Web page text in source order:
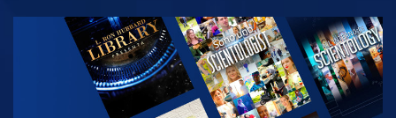
GUARDA
ESPLORA LE
SERIE